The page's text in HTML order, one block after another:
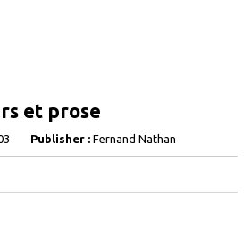
et prose
Publisher : Fernand Nathan